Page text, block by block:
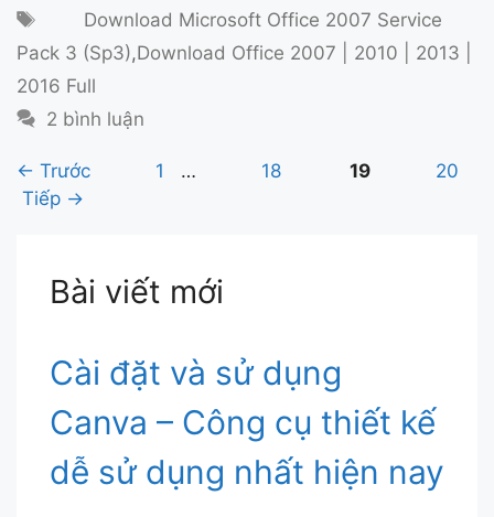
ThẻDownload Microsoft Office 2007 Service
Pack 3 (Sp3),Download Office 2007 | 2010 | 2013 |
2016 Full
2 bình luận
← Trước 1 … 18 Trang19
20
Tiếp →
Bài viết mới
Cài đặt và sử dụng
Canva – Công cụ thiết kế
dễ sử dụng nhất hiện nay